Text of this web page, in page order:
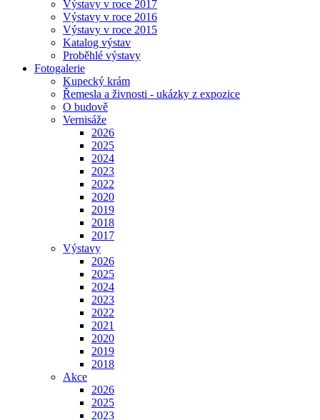
Výstavy v roce 2017
Výstavy v roce 2016
Výstavy v roce 2015
Katalog výstav
Proběhlé výstavy
Fotogalerie
Kupecký krám
Řemesla a živnosti - ukázky z expozice
O budově
Vernisáže
2026
2025
2024
2023
2022
2020
2019
2018
2017
Výstavy
2026
2025
2024
2023
2022
2021
2020
2019
2018
Akce
2026
2025
2023